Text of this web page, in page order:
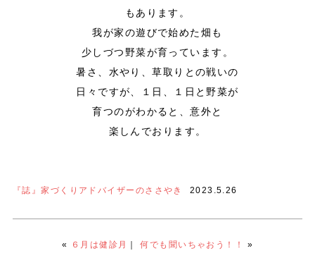
もあります。
我が家の遊びで始めた畑も
少しづつ野菜が育っています。
暑さ、水やり、草取りとの戦いの
日々ですが、１日、１日と野菜が
育つのがわかると、意外と
楽しんでおります。
『誌』家づくりアドバイザーのささやき 2023.5.26
« ６月は健診月 ｜何でも聞いちゃおう！！ »